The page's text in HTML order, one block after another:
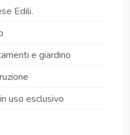
Edili.
e giardino
uso esclusivo